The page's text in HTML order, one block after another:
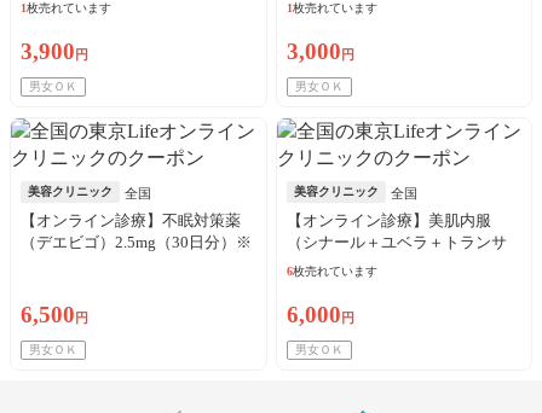
1枚売れています
3,900 円
男女ＯＫ
1枚売れています
3,000 円
男女ＯＫ
美容クリニック 全国
【オンライン診療】不眠対策薬
（デエビゴ）2.5mg（30日分）※
6,500 円
男女ＯＫ
美容クリニック 全国
【オンライン診療】美肌内服
（シナール＋ユベラ＋トランサ
ミン250mg）30日分 ※初診料・
6枚売れています
6,000 円
男女ＯＫ